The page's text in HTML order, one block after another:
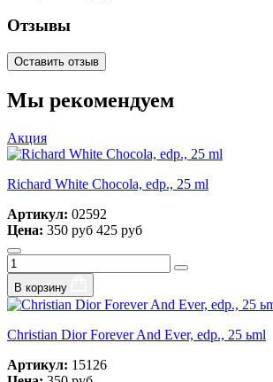
Отзывы
Оставить отзыв
Мы рекомендуем
Акция
Richard White Chocola, edp., 25 ml
Артикул: 02592
Цена: 350 руб 425 руб
В корзину
Christian Dior Forever And Ever, edp., 25 ьml
Артикул: 15126